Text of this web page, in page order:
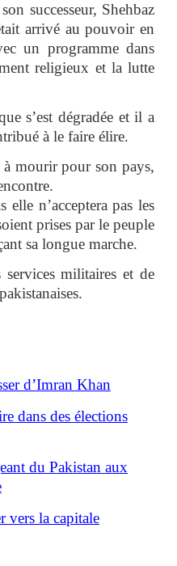
successeur, Shehbaz
arrivé au pouvoir en
un programme dans
religieux et la lutte
s’est dégradée et il a
à le faire élire.
à mourir pour son pays,
n’acceptera pas les
prises par le peuple
sa longue marche.
militaires et de
d’Imran Khan
dans des élections
du Pakistan aux
vers la capitale